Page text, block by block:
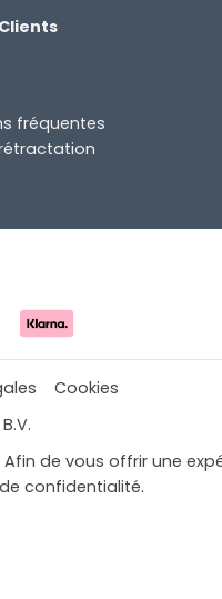
fréquentes
Cookies
de vous offrir une
confidentialité.